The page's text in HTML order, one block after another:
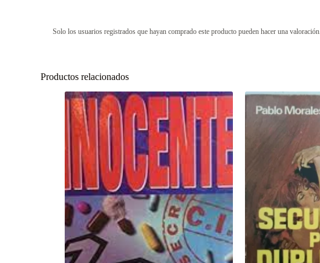
Solo los usuarios registrados que hayan comprado este producto pueden hacer una valoración.
Productos relacionados